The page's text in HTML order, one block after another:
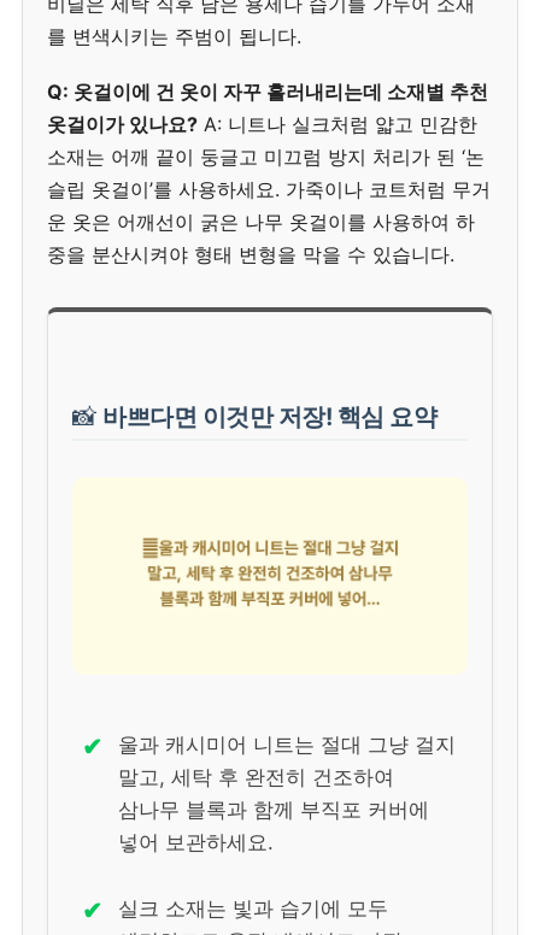
를 변색시키는 주범이 됩니다.
Q: 옷걸이에 건 옷이 자꾸 흘러내리는데 소재별 추천
옷걸이가 있나요? A: 니트나 실크처럼 얇고 민감한
소재는 어깨 끝이 둥글고 미끄럼 방지 처리가 된 ‘논
슬립 옷걸이’를 사용하세요. 가죽이나 코트처럼 무거
운 옷은 어깨선이 굵은 나무 옷걸이를 사용하여 하
중을 분산시켜야 형태 변형을 막을 수 있습니다.
📸 바쁘다면 이것만 저장! 핵심 요약
✔
울과 캐시미어 니트는 절대 그냥 걸지
말고, 세탁 후 완전히 건조하여
삼나무 블록과 함께 부직포 커버에
넣어 보관하세요.
✔
실크 소재는 빛과 습기에 모두